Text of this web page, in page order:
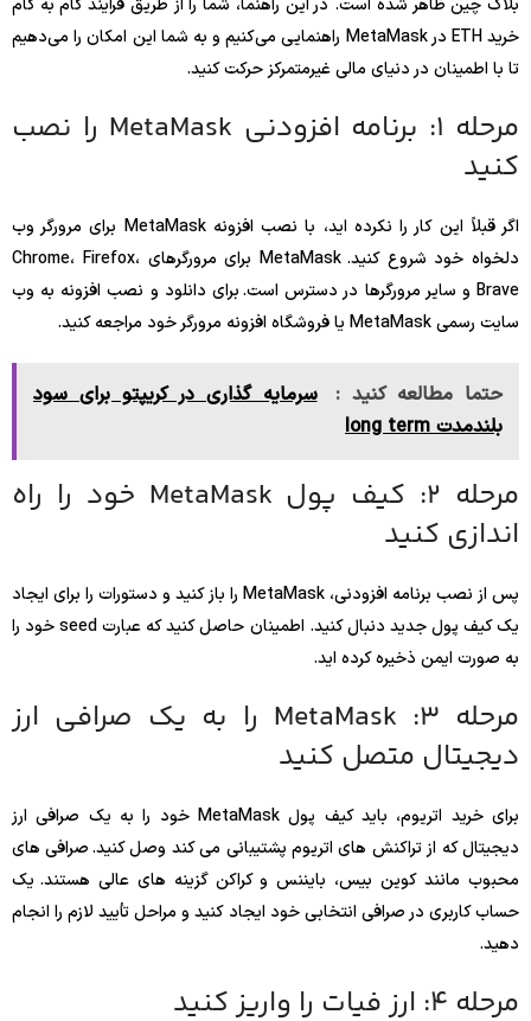
بلاک چین ظاهر شده است. در این راهنما، شما را از طریق فرآیند گام به گام
خرید ETH در MetaMask راهنمایی می‌کنیم و به شما این امکان را می‌دهیم
تا با اطمینان در دنیای مالی غیرمتمرکز حرکت کنید.
مرحله 1: برنامه افزودنی MetaMask را نصب
کنید
اگر قبلاً این کار را نکرده اید، با نصب افزونه MetaMask برای مرورگر وب
دلخواه خود شروع کنید. MetaMask برای مرورگرهای Chrome، Firefox،
Brave و سایر مرورگرها در دسترس است. برای دانلود و نصب افزونه به وب
سایت رسمی MetaMask یا فروشگاه افزونه مرورگر خود مراجعه کنید.
حتما مطالعه کنید :
سرمایه گذاری در کریپتو برای سود
بلندمدت long term
مرحله 2: کیف پول MetaMask خود را راه
اندازی کنید
پس از نصب برنامه افزودنی، MetaMask را باز کنید و دستورات را برای ایجاد
یک کیف پول جدید دنبال کنید. اطمینان حاصل کنید که عبارت seed خود را
به صورت ایمن ذخیره کرده اید.
مرحله 3: MetaMask را به یک صرافی ارز
دیجیتال متصل کنید
برای خرید اتریوم، باید کیف پول MetaMask خود را به یک صرافی ارز
دیجیتال که از تراکنش های اتریوم پشتیبانی می کند وصل کنید. صرافی های
محبوب مانند کوین بیس، بایننس و کراکن گزینه های عالی هستند. یک
حساب کاربری در صرافی انتخابی خود ایجاد کنید و مراحل تأیید لازم را انجام
دهید.
مرحله 4: ارز فیات را واریز کنید